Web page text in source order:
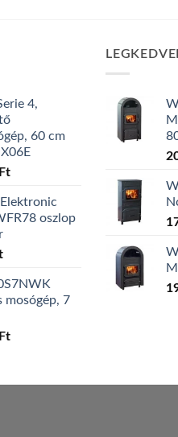
4,
60 cm
Ft
oszlop
mosógép, 7
Ft